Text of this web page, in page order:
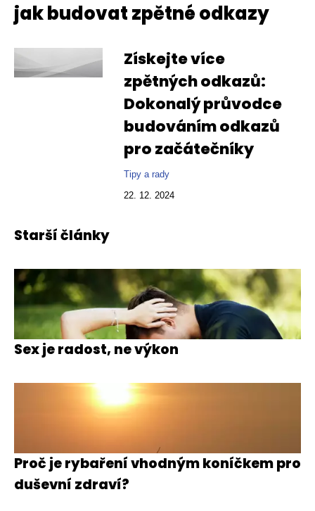
jak budovat zpětné odkazy
Získejte více
zpětných odkazů:
Dokonalý průvodce
budováním odkazů
pro začátečníky
Tipy a rady
22. 12. 2024
Starší články
Sex je radost, ne výkon
Proč je rybaření vhodným koníčkem pro
duševní zdraví?